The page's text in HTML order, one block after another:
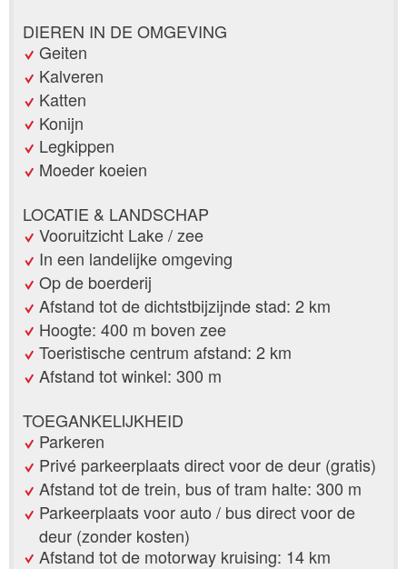
DIEREN IN DE OMGEVING
Geiten
Kalveren
Katten
Konijn
Legkippen
Moeder koeien
LOCATIE & LANDSCHAP
Vooruitzicht Lake / zee
In een landelijke omgeving
Op de boerderij
Afstand tot de dichtstbijzijnde stad: 2 km
Hoogte: 400 m boven zee
Toeristische centrum afstand: 2 km
Afstand tot winkel: 300 m
TOEGANKELIJKHEID
Parkeren
Privé parkeerplaats direct voor de deur (gratis)
Afstand tot de trein, bus of tram halte: 300 m
Parkeerplaats voor auto / bus direct voor de
deur (zonder kosten)
Afstand tot de motorway kruising: 14 km